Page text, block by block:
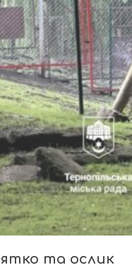
та ослик